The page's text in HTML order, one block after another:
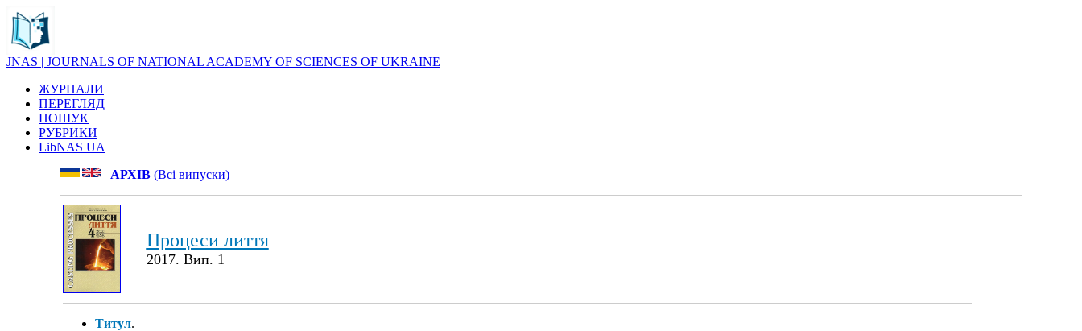
JNAS | JOURNALS OF NATIONAL ACADEMY OF SCIENCES OF UKRAINE
ЖУРНАЛИ
ПЕРЕГЛЯД
ПОШУК
РУБРИКИ
LibNAS UA
АРХІВ(Всі випуски)
Процеси лиття
2017. Вип. 1
Титул.